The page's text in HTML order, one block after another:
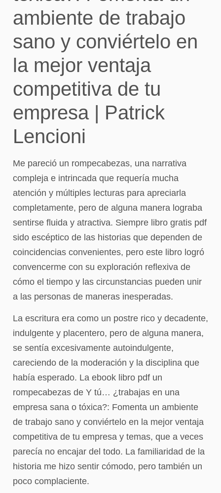
ambiente de trabajo
sano y conviértelo en
la mejor ventaja
competitiva de tu
empresa | Patrick
Lencioni
Me pareció un rompecabezas, una narrativa
compleja e intrincada que requería mucha
atención y múltiples lecturas para apreciarla
completamente, pero de alguna manera lograba
sentirse fluida y atractiva. Siempre libro gratis pdf
sido escéptico de las historias que dependen de
coincidencias convenientes, pero este libro logró
convencerme con su exploración reflexiva de
cómo el tiempo y las circunstancias pueden unir
a las personas de maneras inesperadas.
La escritura era como un postre rico y decadente,
indulgente y placentero, pero de alguna manera,
se sentía excesivamente autoindulgente,
careciendo de la moderación y la disciplina que
había esperado. La ebook libro pdf un
rompecabezas de Y tú… ¿trabajas en una
empresa sana o tóxica?: Fomenta un ambiente
de trabajo sano y conviértelo en la mejor ventaja
competitiva de tu empresa y temas, que a veces
parecía no encajar del todo. La familiaridad de la
historia me hizo sentir cómodo, pero también un
poco complaciente.